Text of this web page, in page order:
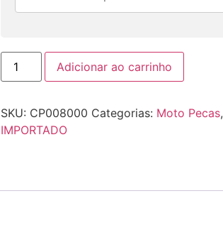
Adicionar ao carrinho
SKU: CP008000 Categorias: Moto Pecas,
IMPORTADO